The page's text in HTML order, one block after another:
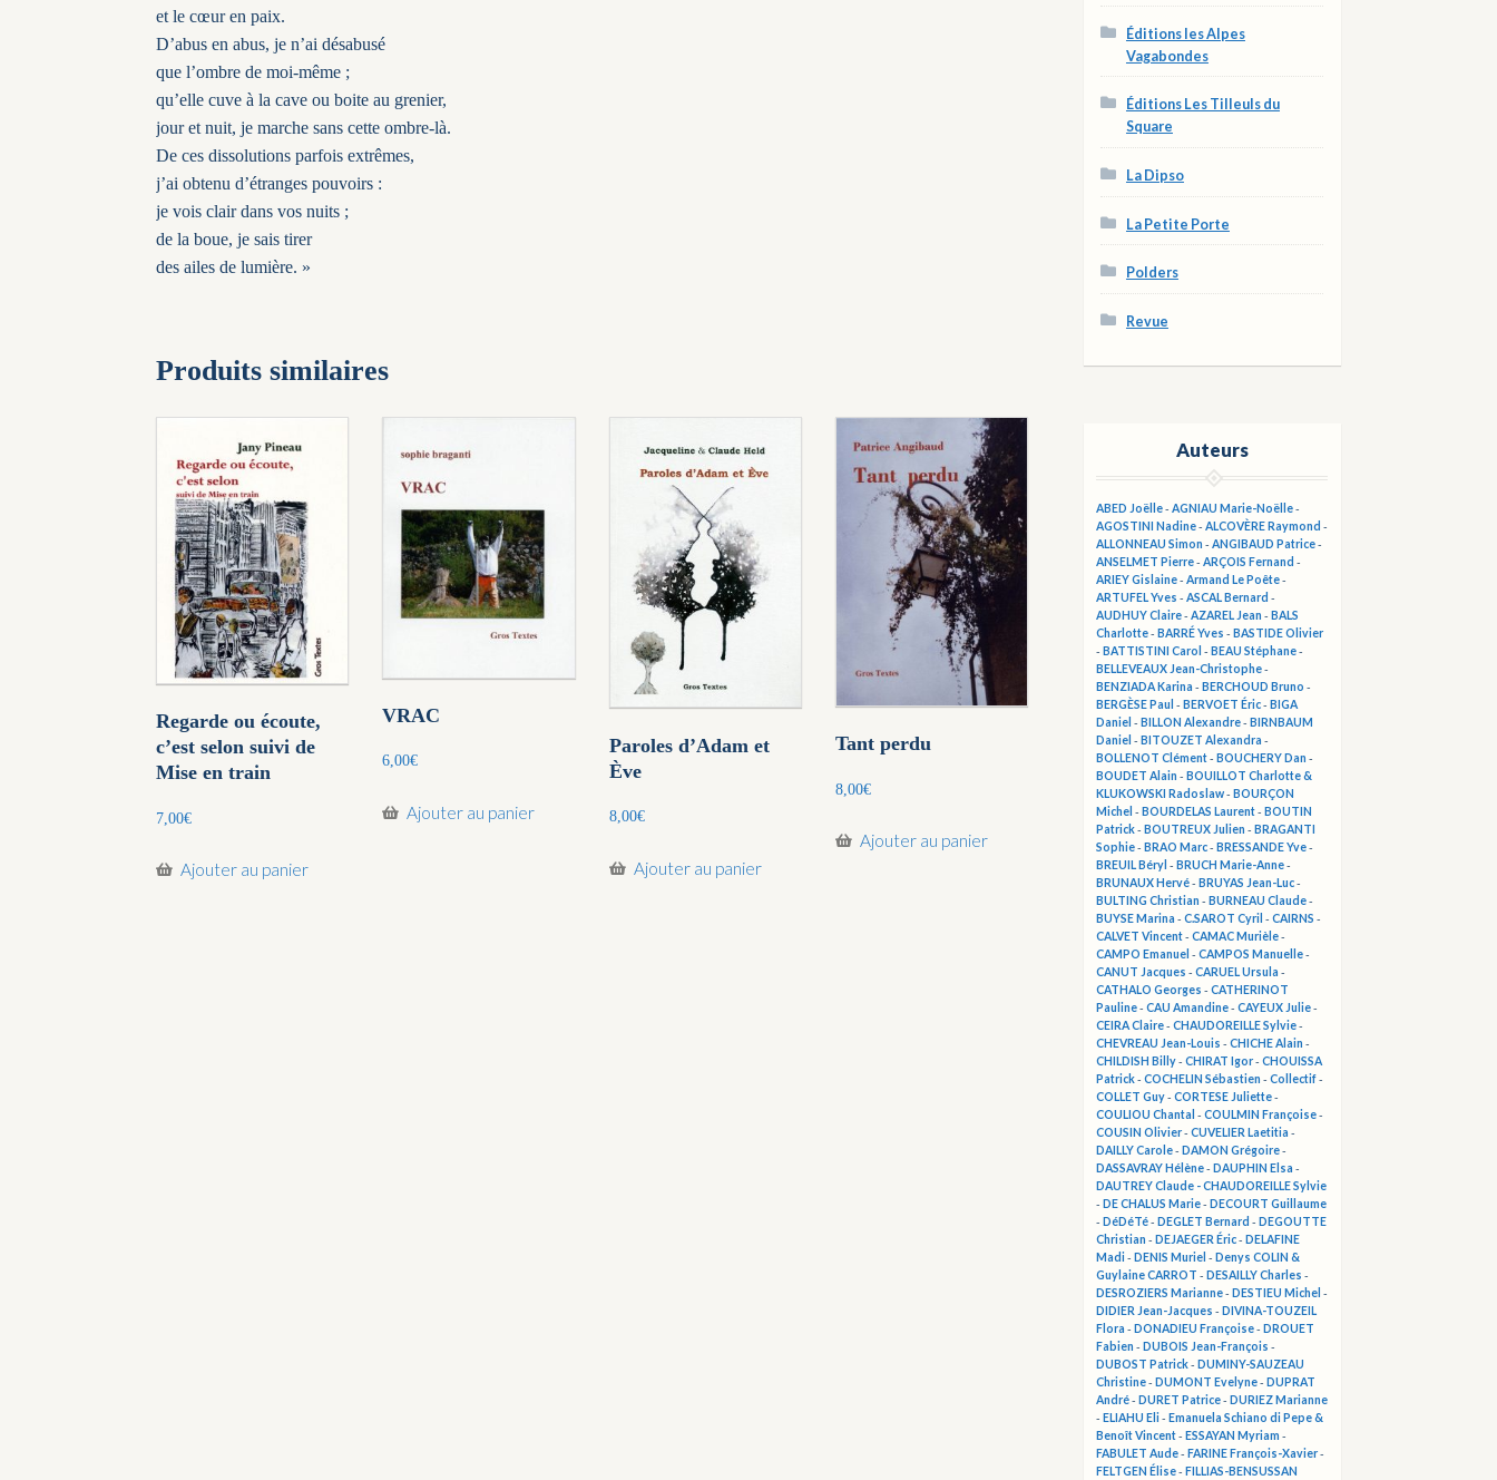
et le cœur en paix.
D’abus en abus, je n’ai désabusé
que l’ombre de moi-même ;
qu’elle cuve à la cave ou boite au grenier,
jour et nuit, je marche sans cette ombre-là.
De ces dissolutions parfois extrêmes,
j’ai obtenu d’étranges pouvoirs :
je vois clair dans vos nuits ;
de la boue, je sais tirer
des ailes de lumière. »
Produits similaires
Regarde ou écoute,
c’est selon suivi de
Mise en train
7,00€
Ajouter au panier
VRAC
6,00€
Ajouter au panier
Paroles d’Adam et
Ève
8,00€
Ajouter au panier
Tant perdu
8,00€
Ajouter au panier
Éditions les Alpes
Vagabondes
Éditions Les Tilleuls du
Square
La Dipso
La Petite Porte
Polders
Revue
Auteurs
ABED Joëlle-AGNIAU Marie-Noëlle-
AGOSTINI Nadine-ALCOVÈRE Raymond -
ALLONNEAU Simon -ANGIBAUD Patrice-
ANSELMET Pierre-ARÇOIS Fernand -
ARIEY Gislaine-Armand Le Poête-
ARTUFEL Yves -ASCAL Bernard -
AUDHUY Claire-AZAREL Jean -BALS
Charlotte-BARRÉ Yves -BASTIDE Olivier
-BATTISTINI Carol -BEAU Stéphane-
BELLEVEAUX Jean-Christophe-
BENZIADA Karina -BERCHOUD Bruno -
BERGÈSE Paul -BERVOET Éric-BIGA
Daniel -BILLON Alexandre-BIRNBAUM
Daniel -BITOUZET Alexandra -
BOLLENOT Clément-BOUCHERY Dan -
BOUDET Alain -BOUILLOT Charlotte &
KLUKOWSKI Radoslaw-BOURÇON
Michel -BOURDELAS Laurent-BOUTIN
Patrick-BOUTREUX Julien -BRAGANTI
Sophie-BRAO Marc-BRESSANDE Yve-
BREUIL Béryl -BRUCH Marie-Anne-
BRUNAUX Hervé-BRUYAS Jean-Luc-
BULTING Christian -BURNEAU Claude-
BUYSE Marina -C.SAROT Cyril -CAIRNS -
CALVET Vincent-CAMAC Murièle-
CAMPO Emanuel -CAMPOS Manuelle-
CANUT Jacques -CARUEL Ursula -
CATHALO Georges -CATHERINOT
Pauline-CAU Amandine-CAYEUX Julie-
CEIRA Claire-CHAUDOREILLE Sylvie-
CHEVREAU Jean-Louis -CHICHE Alain -
CHILDISH Billy-CHIRAT Igor-CHOUISSA
Patrick-COCHELIN Sébastien -Collectif-
COLLET Guy-CORTESE Juliette-
COULIOU Chantal -COULMIN Françoise-
COUSIN Olivier-CUVELIER Laetitia -
DAILLY Carole-DAMON Grégoire-
DASSAVRAY Hélène-DAUPHIN Elsa -
DAUTREY Claude - CHAUDOREILLE Sylvie
-DE CHALUS Marie-DECOURT Guillaume
-DéDéTé-DEGLET Bernard -DEGOUTTE
Christian -DEJAEGER Éric-DELAFINE
Madi-DENIS Muriel -Denys COLIN &
Guylaine CARROT -DESAILLY Charles -
DESROZIERS Marianne-DESTIEU Michel -
DIDIER Jean-Jacques -DIVINA-TOUZEIL
Flora -DONADIEU Françoise-DROUET
Fabien -DUBOIS Jean-François -
DUBOST Patrick-DUMINY-SAUZEAU
Christine-DUMONT Evelyne-DUPRAT
André-DURET Patrice-DURIEZ Marianne
-ELIAHU Eli-Emanuela Schiano di Pepe &
Benoît Vincent-ESSAYAN Myriam -
FABULET Aude-FARINE François-Xavier-
FELTGEN Élise-FILLIAS-BENSUSSAN